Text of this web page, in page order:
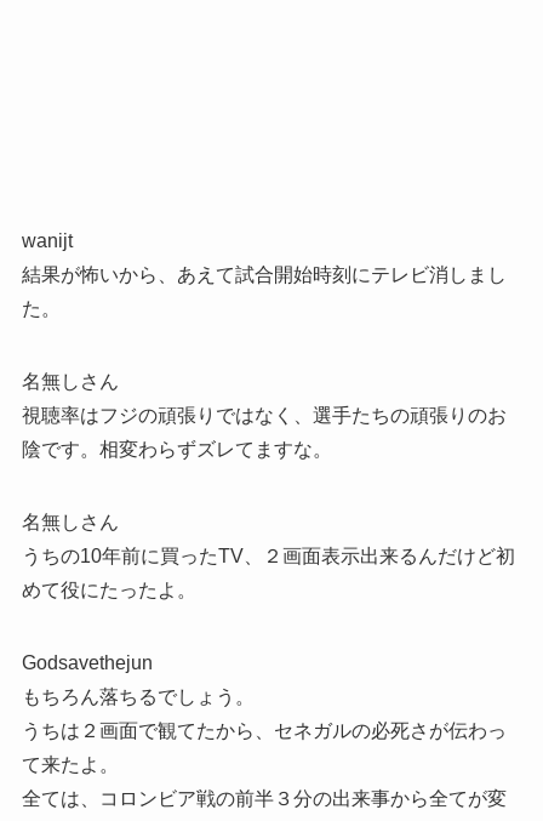
wanijt
結果が怖いから、あえて試合開始時刻にテレビ消しまし
た。
名無しさん
視聴率はフジの頑張りではなく、選手たちの頑張りのお
陰です。相変わらずズレてますな。
名無しさん
うちの10年前に買ったTV、２画面表示出来るんだけど初
めて役にたったよ。
Godsavethejun
もちろん落ちるでしょう。
うちは２画面で観てたから、セネガルの必死さが伝わっ
て来たよ。
全ては、コロンビア戦の前半３分の出来事から全てが変